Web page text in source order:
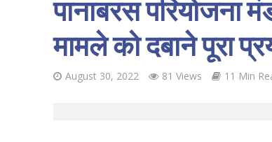
पानाबरस परियोजना
मामले को दबाने पूरा
August 30, 2022 81 Views 11 Min